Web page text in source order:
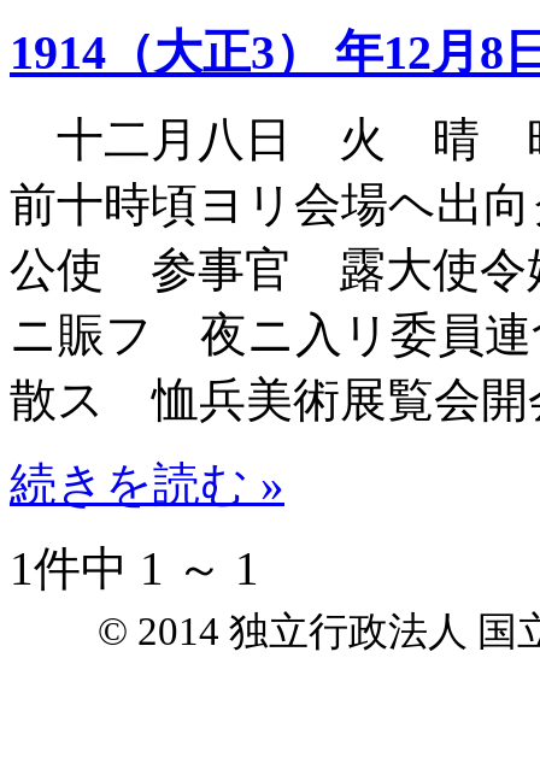
1914（大正3） 年12月8
十二月八日 火 晴
前十時頃ヨリ会場ヘ出
公使 参事官 露大使令
ニ賑フ 夜ニ入リ委員連
散ス 恤兵美術展覧会開
続きを読む »
1件中 1 ～ 1
© 2014 独立行政法人 国